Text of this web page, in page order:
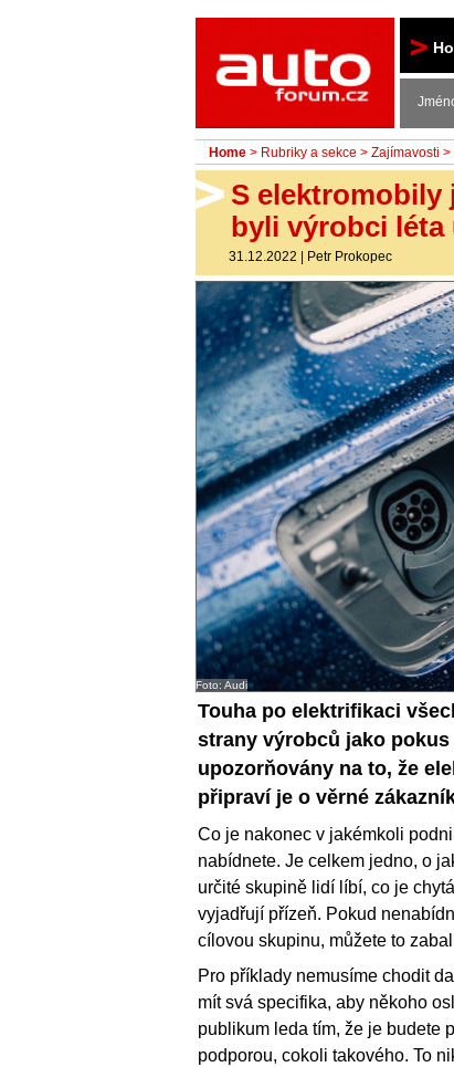
Home > Rubriky a sekce > Zajímavosti >
S elektromobily
byli výrobci
31.12.2022 | Petr Prokopec
Foto: Audi
Touha po elektrifikaci
strany výrobců jako
upozorňovány na to, že
připraví je o věrné
Co je nakonec v jakémkoli
nabídnete. Je celkem jedno, o
určité skupině lidí líbí, co je
vyjadřují přízeň. Pokud
cílovou skupinu, můžete to
Pro příklady nemusíme chodit
mít svá specifika, aby někoho
publikum leda tím, že je budete
podporou, cokoli takového. To